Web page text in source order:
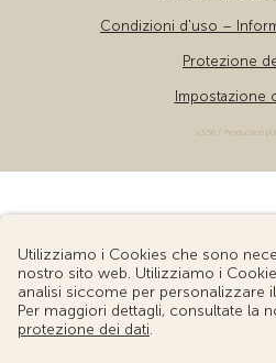
Condizioni d'uso –
Protezione
Impostazione
v3.56 / Production